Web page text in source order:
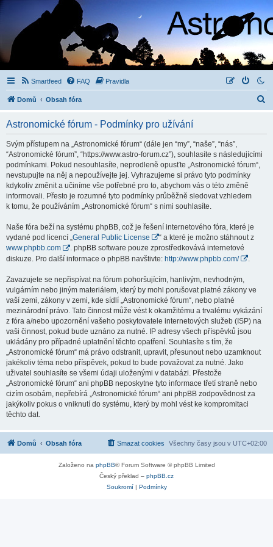
Smartfeed FAQ Pravidla
Domů Obsah fóra
Astronomické fórum - Podmínky pro užívání
Svým přístupem na „Astronomické fórum“ (dále jen “my”, “naše”, “nás”,
“Astronomické fórum”, “https://www.astro-forum.cz”), souhlasíte s následujícími
podmínkami. Pokud nesouhlasíte, neprodleně opusťte „Astronomické fórum“,
nevstupujte na něj a nepoužívejte jej. Vyhrazujeme si právo tyto podmínky
kdykoliv změnit a učiníme vše potřebné pro to, abychom vás o této změně
informovali. Přesto je rozumné tyto podmínky průběžně sledovat vzhledem
k tomu, že používáním „Astronomické fórum“ s nimi souhlasíte.
Naše fóra beží na systému phpBB, což je řešení internetového fóra, které je
vydané pod licencí „General Public License
“ a které je možno stáhnout z
www.phpbb.com
. phpBB software pouze zprostředkovává internetové
diskuze. Pro další informace o phpBB navštivte: http://www.phpbb.com/
Zavazujete se nepřispívat na fórum pohoršujícím, hanlivým, nevhodným,
vulgárním nebo jiným materiálem, který by mohl porušovat platné zákony ve
vaší zemi, zákony v zemi, kde sídlí „Astronomické fórum“, nebo platné
mezinárodní právo. Tato činnost může vést k okamžitému a trvalému vykázání
z fóra a/nebo upozornění vašeho poskytovatele internetových služeb (ISP) na
vaši činnost, pokud bude uznáno za nutné. IP adresy všech příspěvků jsou
ukládány pro případné uplatnění těchto opatření. Souhlasíte s tím, že
„Astronomické fórum“ má právo odstranit, upravit, přesunout nebo uzamknout
jakékoliv téma nebo příspěvek, pokud to bude považovat za nutné. Jako
uživatel souhlasíte se všemi údaji uloženými v databázi. Přestože
„Astronomické fórum“ ani phpBB neposkytne tyto informace třetí straně nebo
cizím osobám, nepřebírá „Astronomické fórum“ ani phpBB zodpovědnost za
jakýkoliv pokus o vniknutí do systému, který by mohl vést ke kompromitaci
těchto dat.
Domů Obsah fóra Všechny časy jsou v UTC+02:00
Smazat cookies
Založeno na phpBB® Forum Software © phpBB Limited
Český překlad – phpBB.cz
Soukromí| Podmínky